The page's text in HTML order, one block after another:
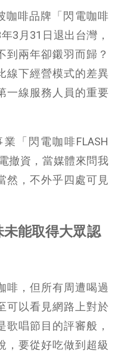
咖啡品牌「閃電咖啡
3月31日退出台灣，
到兩年卻鎩羽而歸？
線下經營模式的差異
一線服務人員的重要
「閃電咖啡FLASH
撤資，當媒體來問我
然，不外乎四處可見
未能取得大眾認
啡，但所有周遭喝過
可以看見網路上對於
歌唱節目的評審般，
，要從好吃做到超級